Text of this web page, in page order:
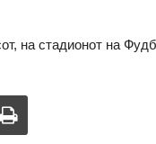
на стадионот на